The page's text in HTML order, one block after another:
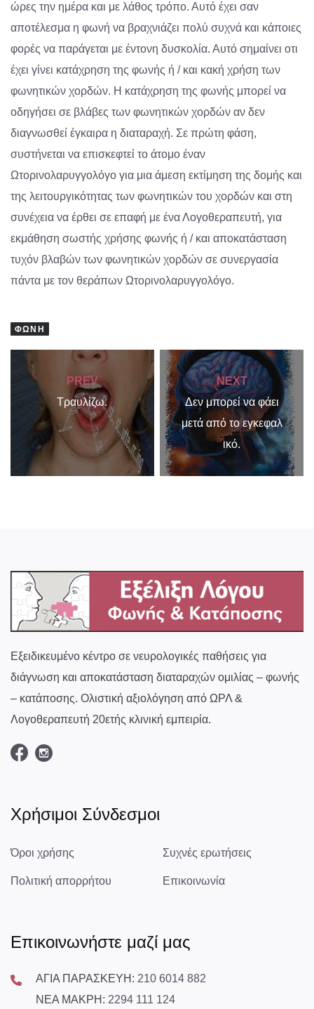
ώρες την ημέρα και με λάθος τρόπο. Αυτό έχει σαν
αποτέλεσμα η φωνή να βραχνιάζει πολύ συχνά και κάποιες
φορές να παράγεται με έντονη δυσκολία. Αυτό σημαίνει οτι
έχει γίνει κατάχρηση της φωνής ή / και κακή χρήση των
φωνητικών χορδών. Η κατάχρηση της φωνής μπορεί να
οδηγήσει σε βλάβες των φωνητικών χορδών αν δεν
διαγνωσθεί έγκαιρα η διαταραχή. Σε πρώτη φάση,
συστήνεται να επισκεφτεί το άτομο έναν
Ωτορινολαρυγγολόγο για μια άμεση εκτίμηση της δομής και
της λειτουργικότητας των φωνητικών του χορδών και στη
συνέχεια να έρθει σε επαφή με ένα Λογοθεραπευτή, για
εκμάθηση σωστής χρήσης φωνής ή / και αποκατάσταση
τυχόν βλαβών των φωνητικών χορδών σε συνεργασία
πάντα με τον θεράπων Ωτορινολαρυγγολόγο.
ΦΩΝΉ
PREV
Τραυλίζω.
NEXT
Δεν μπορεί να φάει
μετά από το εγκεφαλ
ικό.
Εξειδικευμένο κέντρο σε νευρολογικές παθήσεις για
διάγνωση και αποκατάσταση διαταραχών ομιλίας – φωνής
– κατάποσης. Ολιστική αξιολόγηση από ΩΡΛ &
Λογοθεραπευτή 20ετής κλινική εμπειρία.
Χρήσιμοι Σύνδεσμοι
Όροι χρήσης
Πολιτική απορρήτου
Συχνές ερωτήσεις
Επικοινωνία
Επικοινωνήστε μαζί μας
ΑΓΙΑ ΠΑΡΑΣΚΕΥΗ: 210 6014 882
ΝΕΑ ΜΑΚΡΗ: 2294 111 124